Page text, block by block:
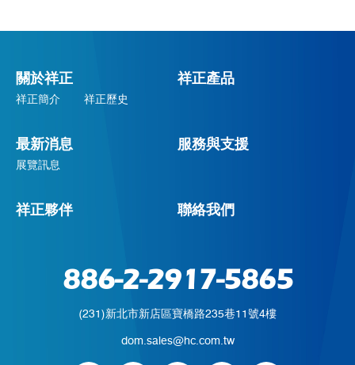
關於祥正
祥正簡介 祥正歷史
祥正產品
最新消息
展覽訊息
服務與支援
祥正夥伴 聯絡我們
886-2-2917-5865
(231)新北市新店區寶橋路235巷11號4樓
dom.sales@hc.com.tw